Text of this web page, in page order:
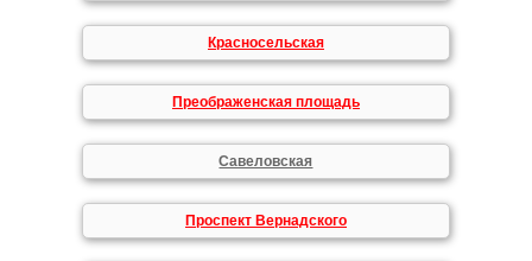
Красносельская
Преображенская площадь
Савеловская
Проспект Вернадского